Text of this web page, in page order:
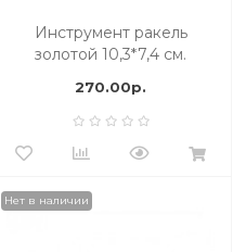
Инструмент ракель
золотой 10,3*7,4 см.
270.00р.
Нет в наличии